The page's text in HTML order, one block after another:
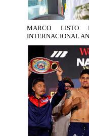
MARCO LISTO
INTERNACIONAL